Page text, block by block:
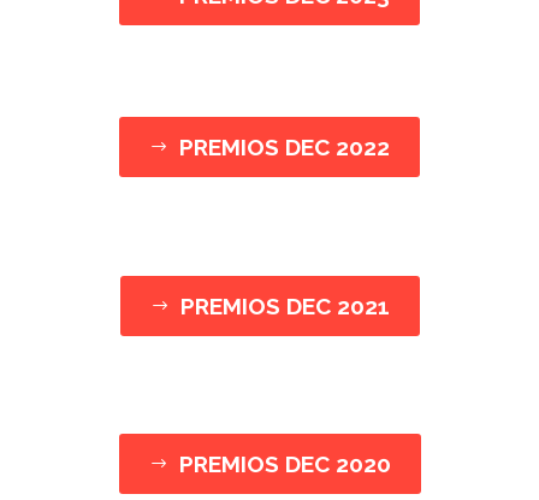
$ PREMIOS DEC 2022
$ PREMIOS DEC 2021
$ PREMIOS DEC 2020